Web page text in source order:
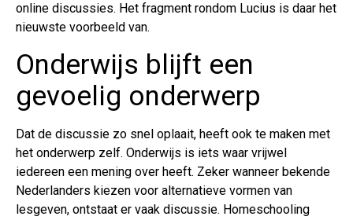
online discussies. Het fragment rondom Lucius is daar het
nieuwste voorbeeld van.
Onderwijs blijft een
gevoelig onderwerp
Dat de discussie zo snel oplaait, heeft ook te maken met
het onderwerp zelf. Onderwijs is iets waar vrijwel
iedereen een mening over heeft. Zeker wanneer bekende
Nederlanders kiezen voor alternatieve vormen van
lesgeven, ontstaat er vaak discussie. Homeschooling